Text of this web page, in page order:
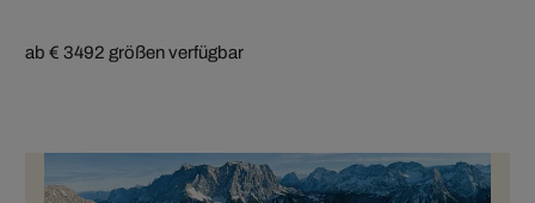
ab € 3492 größen verfügbar